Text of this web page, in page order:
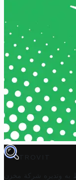
TROVIT
به وتديره
شركة مخزن